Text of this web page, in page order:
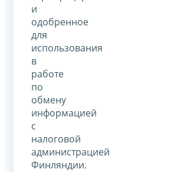
и
одобренное
для
использования
в
работе
по
обмену
информацией
с
налоговой
администрацией
Финляндии.